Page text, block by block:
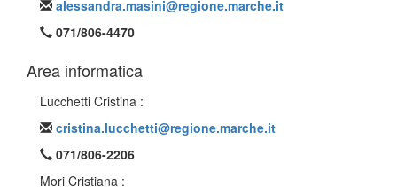
alessandra.masini@regione.marche.it
071/806-4470
Area informatica
Lucchetti Cristina :
cristina.lucchetti@regione.marche.it
071/806-2206
Mori Cristiana :